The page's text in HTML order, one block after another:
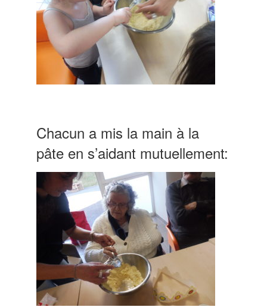
Chacun a mis la main à la
pâte en s’aidant mutuellement: